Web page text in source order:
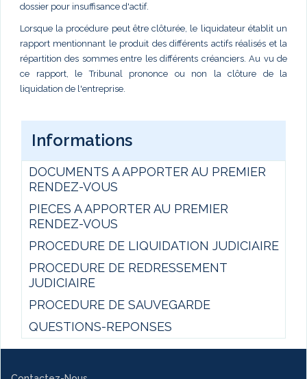
dossier pour insuffisance d'actif.
Lorsque la procédure peut être clôturée, le liquidateur établit un
rapport mentionnant le produit des différents actifs réalisés et la
répartition des sommes entre les différents créanciers. Au vu de
ce rapport, le Tribunal prononce ou non la clôture de la
liquidation de l'entreprise.
Informations
DOCUMENTS A APPORTER AU PREMIER
RENDEZ-VOUS
PIECES A APPORTER AU PREMIER
RENDEZ-VOUS
PROCEDURE DE LIQUIDATION JUDICIAIRE
PROCEDURE DE REDRESSEMENT
JUDICIAIRE
PROCEDURE DE SAUVEGARDE
QUESTIONS-REPONSES